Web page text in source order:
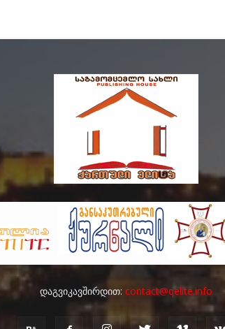
დაგვიკავშირდით: contact@qelite.info